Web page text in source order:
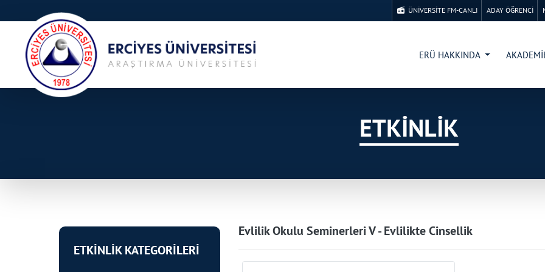
ÜNİVERSİTE FM-CANLI ADAY ÖĞRENCİ
ERÜ HAKKINDA
ETKİNLİK
ETKİNLİK KATEGORİLERİ
Evlilik Okulu Seminerleri V - Evlilikte Cinsellik